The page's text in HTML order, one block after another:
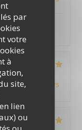
par
votre
à
site,
lien
ou
/5 Qualité / Prix /5